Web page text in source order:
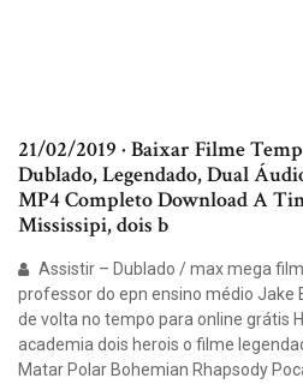
21/02/2019 · Baixar Filme
Dublado, Legendado, Dual
MP4 Completo Download A
Mississipi, dois b
Assistir – Dublado / max mega
professor do epn ensino médio Jake
de volta no tempo para online grátis
academia dois herois o filme
Matar Polar Bohemian Rhapsody